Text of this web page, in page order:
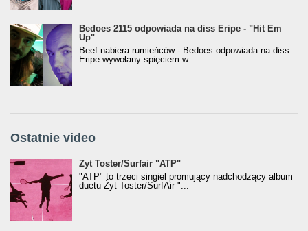
Bedoes 2115 odpowiada na diss Eripe - "Hit Em
Up"
Beef nabiera rumieńców - Bedoes odpowiada na diss
Eripe wywołany spięciem w...
Ostatnie video
Żyt Toster/SurfAir - ATP VIDEO
Żyt Toster/Surfair "ATP"
"ATP" to trzeci singiel promujący nadchodzący album
duetu Żyt Toster/SurfAir "...